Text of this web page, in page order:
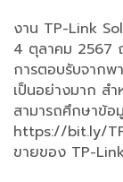
งาน TP-Link
4 ตุลาคม 2567
การตอบรับจากพ
เป็นอย่างมาก สำ
สามารถศึกษาข้อ
https://bit.ly/
ขายของ TP-